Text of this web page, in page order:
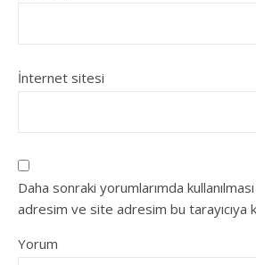
İnternet sitesi
Daha sonraki yorumlarımda
adresim ve site adresim bu tarayıcıya
Yorum